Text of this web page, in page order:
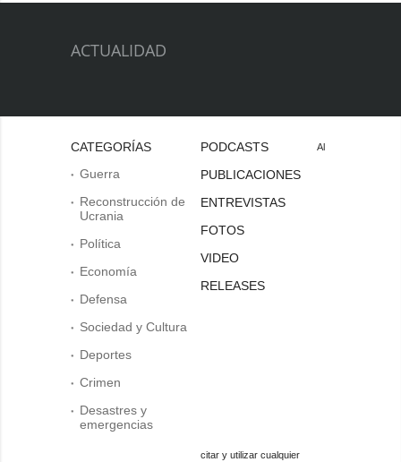
ACTUALIDAD
CATEGORÍAS
Guerra
Reconstrucción de
Ucrania
Política
Economía
Defensa
Sociedad y Cultura
Deportes
Crimen
Desastres y
emergencias
PODCASTS
PUBLICACIONES
ENTREVISTAS
FOTOS
VIDEO
RELEASES
Al
citar y utilizar cualquier